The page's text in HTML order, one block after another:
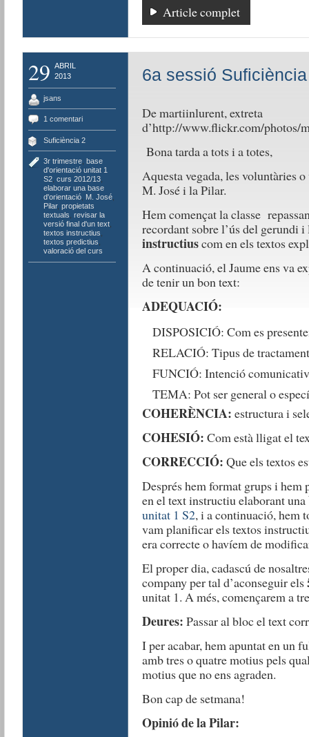
Article complet
29 ABRIL
2013
jsans
1 comentari
Suficiència 2
3r trimestre, base
d'orientació unitat 1
S2, curs 2012/13,
elaborar una base
d'orientació, M. José,
Pilar, propietats
textuals, revisar la
versió final d'un text,
textos instructius,
textos predictius,
valoració del curs
6a sessió
De martiinlurent, extreta
d’http://www.flickr.com/photos/
Bona tarda a tots i a totes,
Aquesta vegada, les voluntàries
M. José i la Pilar.
Hem començat la classe
recordant sobre l’ús del gerundi
instructiuscom en els textos
A continuació, el Jaume ens va
de tenir un bon text:
ADEQUACIÓ:
DISPOSICIÓ: Com es
RELACIÓ: Tipus de
FUNCIÓ: Intenció
TEMA: Pot ser general o
COHERÈNCIA: estructura i
COHESIÓ: Com està lligat el
CORRECCIÓ: Que els textos
Després hem format grups i hem
en el text instructiu elaborant una
unitat 1 S2, i a continuació, hem
vam planificar els textos
era correcte o havíem de
El proper dia, cadascú de
company per tal d’aconseguir els
unitat 1. A més, començarem a
Deures: Passar al bloc el text
I per acabar, hem apuntat en un
amb tres o quatre motius pels
motius que no ens agraden.
Bon cap de setmana!
Opinió de la Pilar: